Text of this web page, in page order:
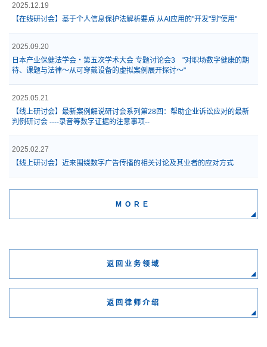
2025.12.19
【在线研讨会】基于个人信息保护法解析要点 从AI应用的"开发"到"使用"
2025.09.20
日本产业保健法学会・第五次学术大会 专题讨论会3 "对职场数字健康的期
待、课题与法律～从可穿戴设备的虚拟案例展开探讨～"
2025.05.21
【线上研讨会】最新案例解说研讨会系列第28回：帮助企业诉讼应对的最新
判例研讨会 ----录音等数字证据的注意事项--
2025.02.27
【线上研讨会】近来围绕数字广告传播的相关讨论及其业者的应对方式
MORE
返回业务领域
返回律师介绍